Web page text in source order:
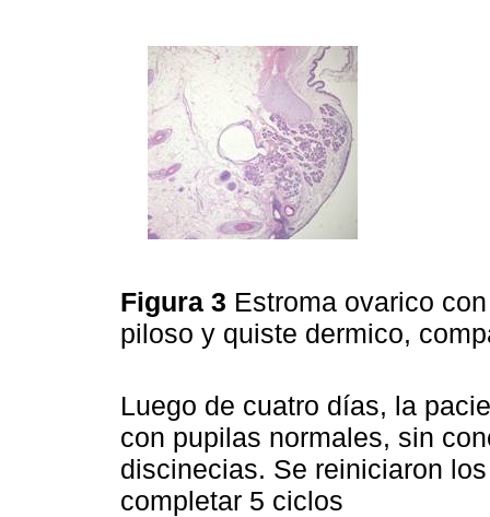
Figura 3 Estroma ovarico
piloso y quiste dermico,
Luego de cuatro días, la
con pupilas normales, sin
discinecias. Se reiniciaron
completar 5 ciclos